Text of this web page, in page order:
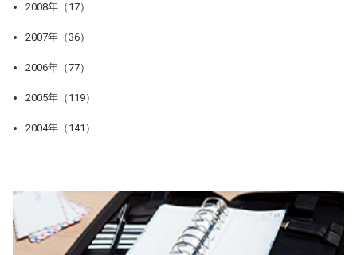
2008年（17）
2007年（36）
2006年（77）
2005年（119）
2004年（141）